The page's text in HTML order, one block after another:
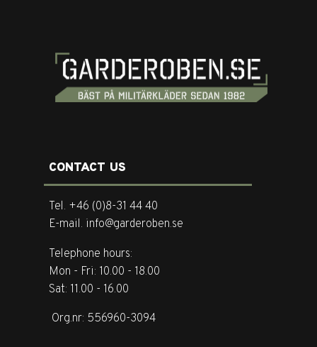
CONTACT US
Tel. +46 (0)8-31 44 40
E-mail. info@garderoben.se
Telephone hours:
Mon - Fri: 10.00 - 18.00
Sat: 11.00 - 16.00
Org.nr: 556960-3094